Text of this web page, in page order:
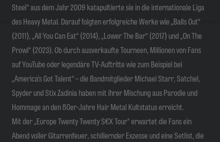
Steel“ aus dem Jahr 2009 katapultierte sie in die internationale Liga
des Heavy Metal. Darauf folgten erfolgreiche Werke wie „Balls Out“
(2011), „All You Can Eat“ (2014), „Lower The Bar“ (2017) und „On The
Prowl“ (2023). Ob durch ausverkaufte Tourneen, Millionen von Fans
auf YouTube oder legendäre TV-Auftritte wie zum Beispiel bei
„America’s Got Talent“ – die Bandmitglieder Michael Starr, Satchel,
Spyder und Stix Zadinia haben mit ihrer Mischung aus Parodie und
Hommage an den 80er-Jahre Hair Metal Kultstatus erreicht.
Mit der „Europe Twenty Twenty S€X Tour“ erwartet die Fans ein
Abend voller Gitarrenfeuer, schillernder Exzesse und eine Setlist, die